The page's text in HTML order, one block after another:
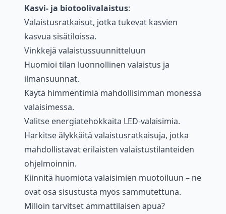
Kasvi- ja biotoolivalaistus:
Valaistusratkaisut, jotka tukevat kasvien
kasvua sisätiloissa.
Vinkkejä valaistussuunnitteluun
Huomioi tilan luonnollinen valaistus ja
ilmansuunnat.
Käytä himmentimiä mahdollisimman monessa
valaisimessa.
Valitse energiatehokkaita LED-valaisimia.
Harkitse älykkäitä valaistusratkaisuja, jotka
mahdollistavat erilaisten valaistustilanteiden
ohjelmoinnin.
Kiinnitä huomiota valaisimien muotoiluun – ne
ovat osa sisustusta myös sammutettuna.
Milloin tarvitset ammattilaisen apua?